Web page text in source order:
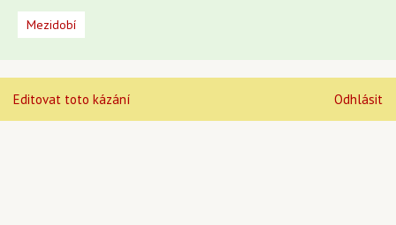
Mezidobí
Editovat toto kázání Odhlásit